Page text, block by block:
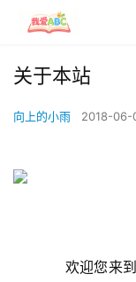
关于本站
向上的小雨 2018-06-
欢迎您来到